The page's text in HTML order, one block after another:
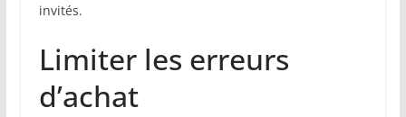
invités.
Limiter les erreurs
d’achat